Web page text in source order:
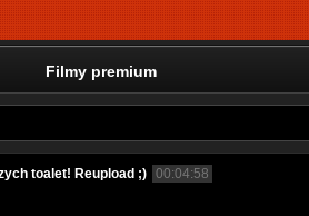
Filmy premium
toalet! Reupload ;) 00:04:58